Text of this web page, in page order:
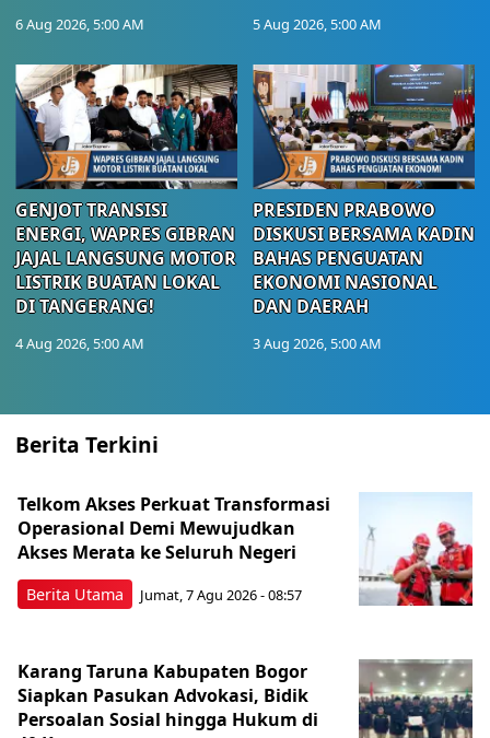
6 Aug 2026, 5:00 AM 5 Aug 2026, 5:00 AM
GENJOT TRANSISI
ENERGI, WAPRES GIBRAN
JAJAL LANGSUNG MOTOR
LISTRIK BUATAN LOKAL
DI TANGERANG!
4 Aug 2026, 5:00 AM
PRESIDEN PRABOWO
DISKUSI BERSAMA KADIN
BAHAS PENGUATAN
EKONOMI NASIONAL
DAN DAERAH
3 Aug 2026, 5:00 AM
Berita Terkini
Berita Utama
Telkom Akses Perkuat Transformasi
Operasional Demi Mewujudkan
Akses Merata ke Seluruh Negeri
Jumat, 7 Agu 2026 - 08:57
Karang Taruna Kabupaten Bogor
Siapkan Pasukan Advokasi, Bidik
Persoalan Sosial hingga Hukum di